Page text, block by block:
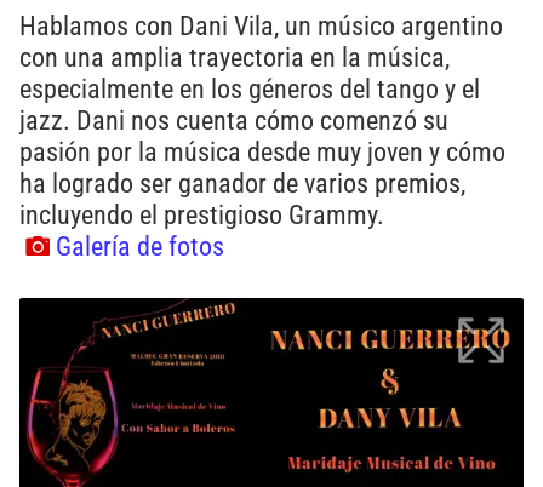
Hablamos con Dani Vila, un músico argentino
con una amplia trayectoria en la música,
especialmente en los géneros del tango y el
jazz. Dani nos cuenta cómo comenzó su
pasión por la música desde muy joven y cómo
ha logrado ser ganador de varios premios,
incluyendo el prestigioso Grammy.
Galería de fotos